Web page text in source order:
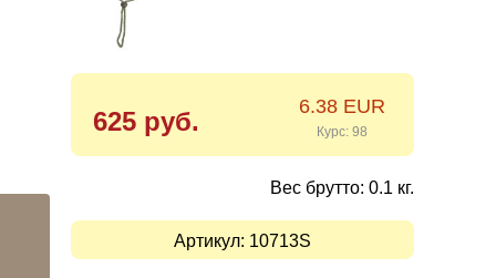
625 руб. 6.38 EUR
Курс: 98
Вес брутто: 0.1 кг.
Артикул: 10713S